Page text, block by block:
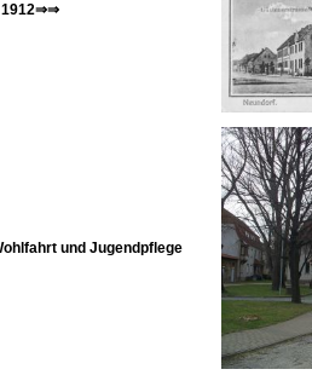
und Jugendpflege